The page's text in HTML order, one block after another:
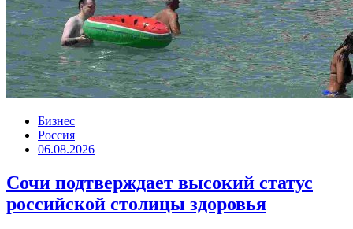
Бизнес
Россия
06.08.2026
Сочи подтверждает высокий статус
российской столицы здоровья